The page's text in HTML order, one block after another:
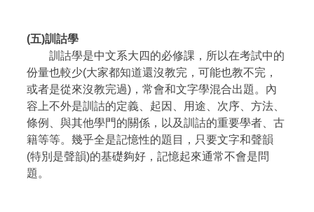
(五)訓詁學
訓詁學是中文系大四的必修課，所以在考試中的
份量也較少(大家都知道還沒教完，可能也教不完，
或者是從來沒教完過)，常會和文字學混合出題。內
容上不外是訓詁的定義、起因、用途、次序、方法、
條例、與其他學門的關係，以及訓詁的重要學者、古
籍等等。幾乎全是記憶性的題目，只要文字和聲韻
(特別是聲韻)的基礎夠好，記憶起來通常不會是問
題。